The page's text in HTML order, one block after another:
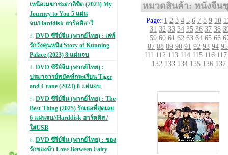
เหนือเมฆาชะตาลิขิต (2023) My
Journey to You 5 แผ่น
จบ/Harddisk ฮาร์ดดิส /ใ
3. DVD ซีรีย์จีน (พากย์ไทย) : เล่ห์
รักวังคุนหนิง Story of Kunning
Palace (2023) 8 แผ่นจบ
4. DVD ซีรีย์จีน (พากย์ไทย) :
ปรมาจารย์พยัคฆ์กระเรียน Tiger
and Crane (2023) 8 แผ่นจบ
5. DVD ซีรีย์จีน (พากย์ไทย) : The
Best Thing (2025) รักเธอที่สุดเลย
6 แผ่นจบ//Harddisk ฮาร์ดดิส /
ใส่USB
6. DVD ซีรีย์จีน (พากย์ไทย) : ของ
รักของข้า Love Between Fairy
หมวดสินค้า: หนังจีน
Page: 1 2 3 4 5 6 7 8 9 10
31 32 33 34 35 36 37 38
59 60 61 62 63 64 65 66
87 88 89 90 91 92 93 94 95
111 112 113 114 115 116 117
132 133 134 135 136 137